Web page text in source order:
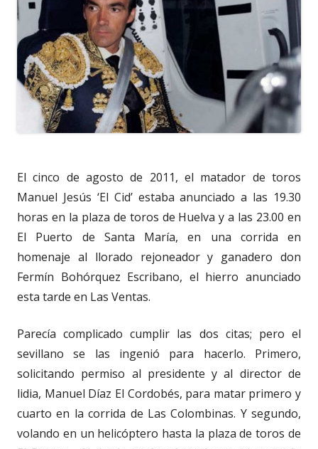
El cinco de agosto de 2011, el matador de toros
Manuel Jesús ‘El Cid’ estaba anunciado a las 19.30
horas en la plaza de toros de Huelva y a las 23.00 en
El Puerto de Santa María, en una corrida en
homenaje al llorado rejoneador y ganadero don
Fermín Bohórquez Escribano, el hierro anunciado
esta tarde en Las Ventas.
Parecía complicado cumplir las dos citas; pero el
sevillano se las ingenió para hacerlo. Primero,
solicitando permiso al presidente y al director de
lidia, Manuel Díaz El Cordobés, para matar primero y
cuarto en la corrida de Las Colombinas. Y segundo,
volando en un helicóptero hasta la plaza de toros de